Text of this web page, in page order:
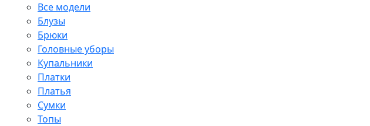
Все модели
Блузы
Брюки
Головные уборы
Купальники
Платки
Платья
Сумки
Топы